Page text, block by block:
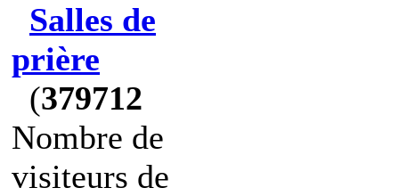
Salles de
prière
(379712
Nombre de
visiteurs de